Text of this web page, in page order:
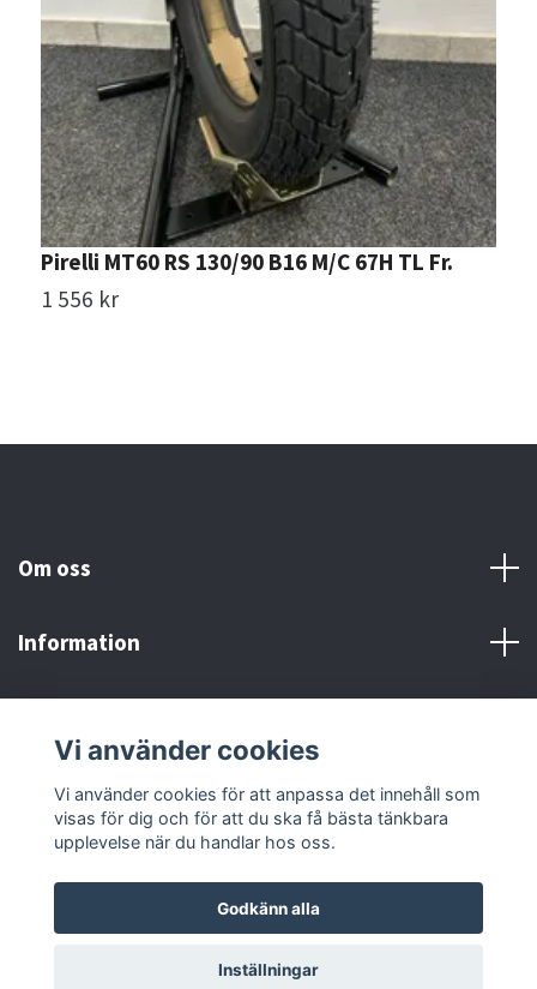
Pirelli MT60 RS 130/90 B16 M/C 67H TL Fr.
1 556 kr
Om oss
Information
Sociala medier
© 2026 Adrenaline Motors & Workshop AB
Vi använder cookies
Vi använder cookies för att anpassa det innehåll som
visas för dig och för att du ska få bästa tänkbara
upplevelse när du handlar hos oss.
Godkänn alla
Inställningar